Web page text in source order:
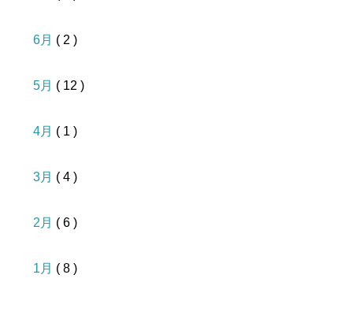
6月 ( 2 )
5月 ( 12 )
4月 ( 1 )
3月 ( 4 )
2月 ( 6 )
1月 ( 8 )